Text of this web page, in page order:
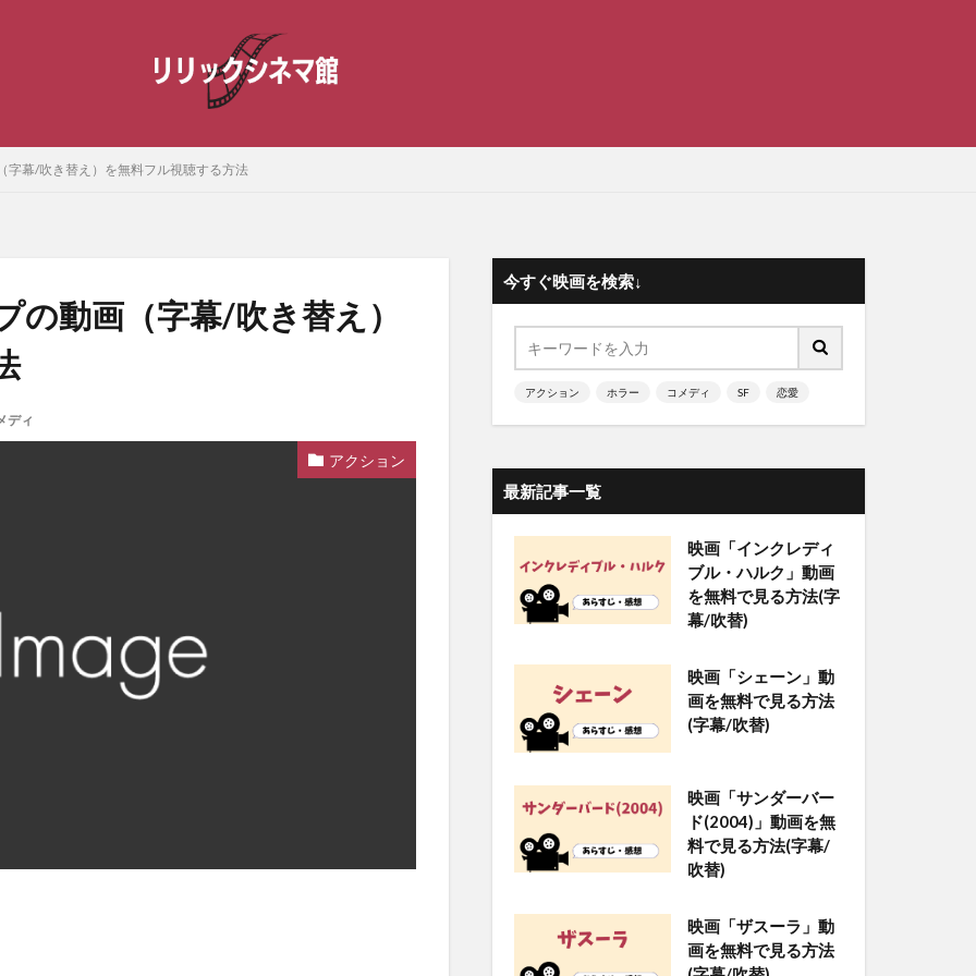
字幕/吹き替え）を無料フル視聴する方法
動画（字幕/吹き替え）
ディ
アクション
今すぐ映画を検索↓
アクション ホラー コメディ SF 恋愛
最新記事一覧
映画「インクレディ
ブル・ハルク」動画
を無料で見る方法(字
幕/吹替)
映画「シェーン」動
画を無料で見る方法
(字幕/吹替)
映画「サンダーバー
ド(2004)」動画を無
料で見る方法(字幕/
吹替)
映画「ザスーラ」動
画を無料で見る方法